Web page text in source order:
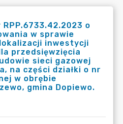
RPP.6733.42.2023 o
w sprawie
inwestycji
przedsięwzięcia
sieci gazowej
na części działki o nr
w obrębie
gmina Dopiewo.